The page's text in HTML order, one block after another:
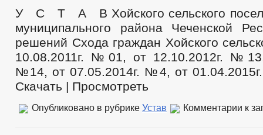
У С Т А В Хойского сельского
муниципального района Чеченской
решений Схода граждан Хойского
10.08.2011г. №01, от 12.10.2012г.
№14, от 07.05.2014г. №4, от
Скачать | Просмотреть
Опубликовано в рубрике Устав Комментарии к